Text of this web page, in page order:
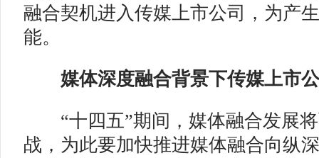
融合契机进入传媒上市公司，为产
能。
媒体深度融合背景下传媒上市公
“十四五”期间，媒体融合发展将
战，为此要加快推进媒体融合向纵